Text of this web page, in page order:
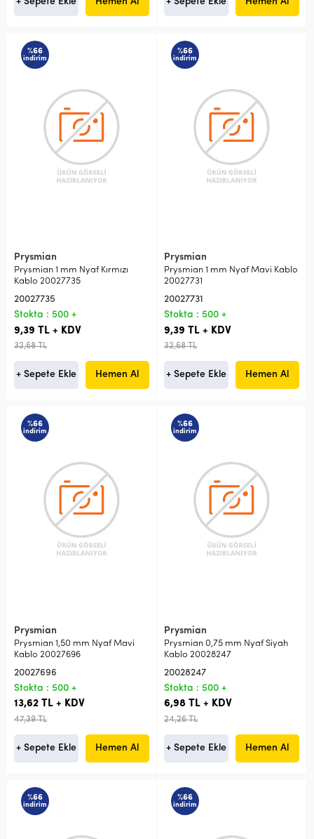
%66
indirim
Prysmian
Prysmian 1 mm Nyaf Kırmızı
Kablo 20027735
20027735
Stokta : 500 +
9,39 TL + KDV
32,68 TL
+ Sepete Ekle Hemen Al
%66
indirim
Prysmian
Prysmian 1 mm Nyaf Mavi Kablo
20027731
20027731
Stokta : 500 +
9,39 TL + KDV
32,68 TL
+ Sepete Ekle Hemen Al
%66
indirim
Prysmian
Prysmian 1,50 mm Nyaf Mavi
Kablo 20027696
20027696
Stokta : 500 +
13,62 TL + KDV
47,39 TL
+ Sepete Ekle Hemen Al
%66
indirim
Prysmian
Prysmian 0,75 mm Nyaf Siyah
Kablo 20028247
20028247
Stokta : 500 +
6,98 TL + KDV
24,26 TL
+ Sepete Ekle Hemen Al
%66
indirim
%66
indirim